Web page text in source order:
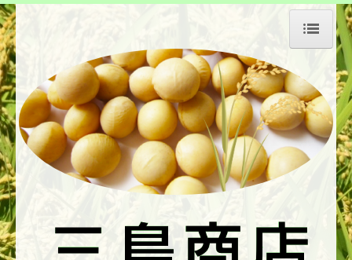
ホーム
会社の特長
会社情報
色彩選別機